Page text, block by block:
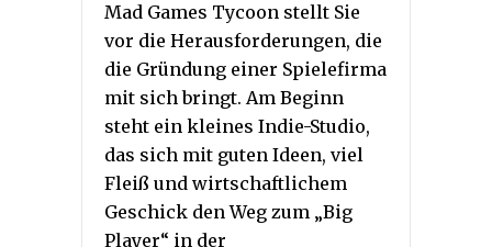
Mad Games Tycoon stellt Sie
vor die Herausforderungen, die
die Gründung einer Spielefirma
mit sich bringt. Am Beginn
steht ein kleines Indie-Studio,
das sich mit guten Ideen, viel
Fleiß und wirtschaftlichem
Geschick den Weg zum „Big
Player“ in der